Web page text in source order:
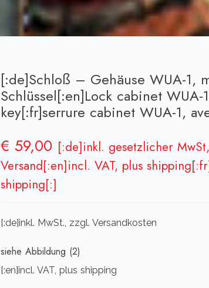
[:de]Schloß – Gehäuse WUA-1,
Schlüssel[:en]Lock cabinet WUA-
key[:fr]serrure cabinet WUA-1,
€ 59,00 [:de]inkl. gesetzlicher
Versand[:en]incl. VAT, plus
shipping[:]
[:de]inkl. MwSt., zzgl. Versandkosten
siehe Abbildung (2)
[:en]incl. VAT, plus shipping